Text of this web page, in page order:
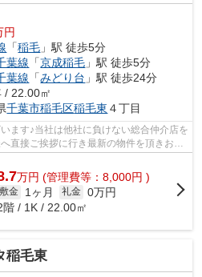
円
「稲毛 」駅 徒歩5分
葉線 「京成稲毛 」駅 徒歩5分
葉線 「みどり台 」駅 徒歩24分
/ 22.00㎡
千葉市稲毛区稲毛東 ４丁目
ます♪当社は他社に負けない総合仲介店を
直接ご挨拶に行き最新の物件を頂きお客
は...
万円 (管理費等：8,000円 )
敷金 1ヶ月 礼金 0万円
階 / 1K / 22.00㎡
稲毛東